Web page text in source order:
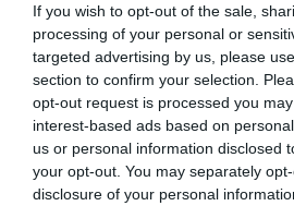
If you wish to opt-out of the sale,
processing of your personal or
targeted advertising by us, please
section to confirm your selection.
opt-out request is processed you
interest-based ads based on
us or personal information disclosed
your opt-out. You may separately
disclosure of your personal